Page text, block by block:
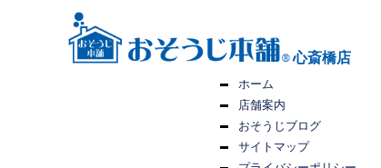
心斎橋店
ホーム
店舗案内
おそうじブログ
サイトマップ